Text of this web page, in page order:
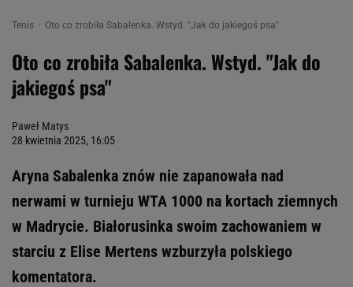
Tenis Oto co zrobiła Sabalenka. Wstyd. "Jak do jakiegoś psa"
Oto co zrobiła Sabalenka. Wstyd. "Jak do
jakiegoś psa"
Paweł Matys
28 kwietnia 2025, 16:05
Aryna Sabalenka znów nie zapanowała nad
nerwami w turnieju WTA 1000 na kortach ziemnych
w Madrycie. Białorusinka swoim zachowaniem w
starciu z Elise Mertens wzburzyła polskiego
komentatora.